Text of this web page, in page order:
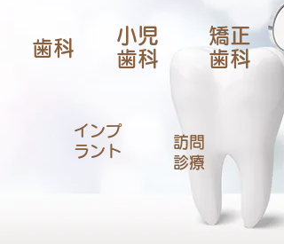
歯科
小児
歯科
矯正
歯科
インプ
ラント
訪問
診療